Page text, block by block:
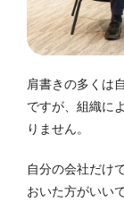
肩書きの多くは
ですが、組織に
りません。
自分の会社だけ
おいた方がいい